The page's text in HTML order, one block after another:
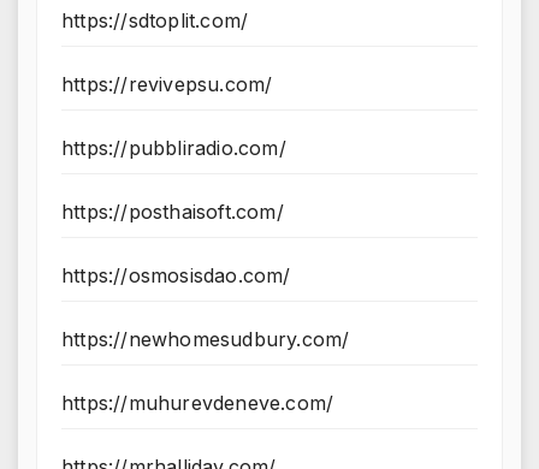
https://sdtoplit.com/
https://revivepsu.com/
https://pubbliradio.com/
https://posthaisoft.com/
https://osmosisdao.com/
https://newhomesudbury.com/
https://muhurevdeneve.com/